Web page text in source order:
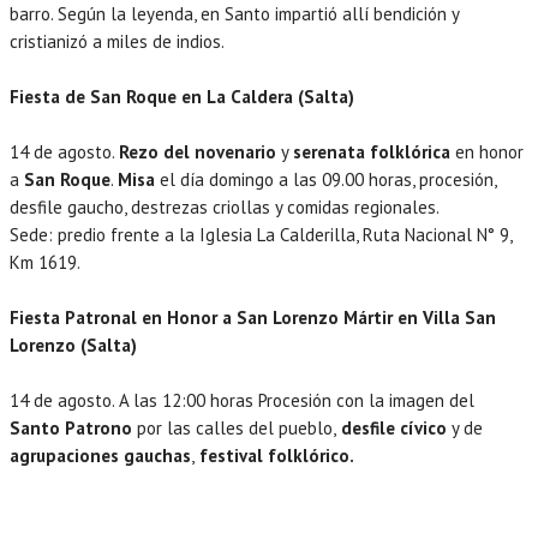
barro. Según la leyenda, en Santo impartió allí bendición y
cristianizó a miles de indios.
Fiesta de San Roque en La Caldera (Salta)
14 de agosto. Rezo del novenario y serenata folklórica en honor
a San Roque. Misa el día domingo a las 09.00 horas, procesión,
desfile gaucho, destrezas criollas y comidas regionales.
Sede: predio frente a la Iglesia La Calderilla, Ruta Nacional N° 9,
Km 1619.
Fiesta Patronal en Honor a San Lorenzo Mártir en Villa San
Lorenzo (Salta)
14 de agosto. A las 12:00 horas Procesión con la imagen del
Santo Patrono por las calles del pueblo, desfile cívico y de
agrupaciones gauchas, festival folklórico.